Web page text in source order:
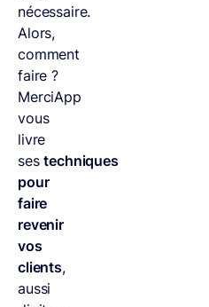
nécessaire.
Alors,
comment
faire ?
MerciApp
vous
livre
sestechniques
pour
faire
revenir
vos
clients,
aussi